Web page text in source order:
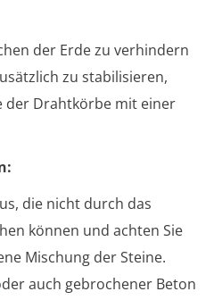
der Erde zu verhindern
zu stabilisieren,
der Drahtkörbe mit einer
die nicht durch das
können und achten Sie
Mischung der Steine.
auch gebrochener Beton